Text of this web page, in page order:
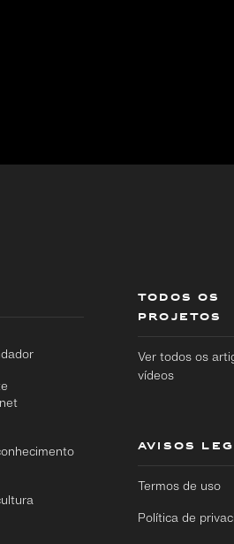
TODOS OS
PROJETOS
Ver todos os
vídeos
AVISOS
Termos de uso
Política de